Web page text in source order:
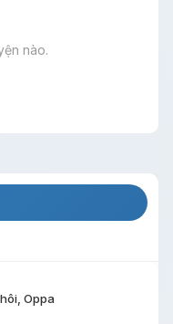
nào.
Oppa